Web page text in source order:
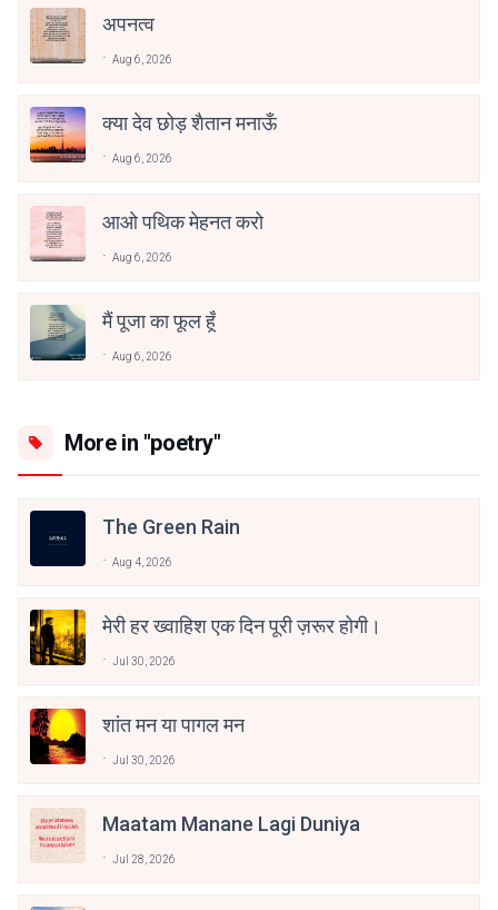
अपनत्व
Aug 6, 2026
क्या देव छोड़ शैतान मनाऊँ
Aug 6, 2026
आओ पथिक मेहनत करो
Aug 6, 2026
मैं पूजा का फूल हूँ
Aug 6, 2026
More in "poetry"
The Green Rain
Aug 4, 2026
मेरी हर ख्वाहिश एक दिन पूरी ज़रूर होगी।
Jul 30, 2026
शांत मन या पागल मन
Jul 30, 2026
Maatam Manane Lagi Duniya
Jul 28, 2026